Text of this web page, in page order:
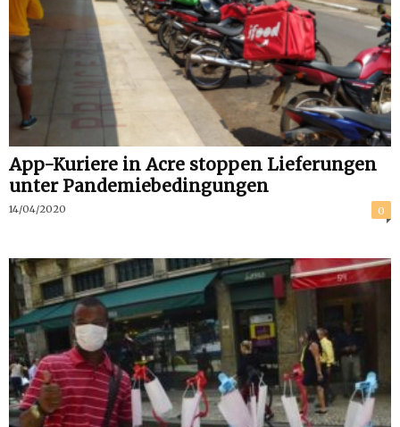
App-Kuriere in Acre stoppen Lieferungen
unter Pandemiebedingungen
14/04/2020 0